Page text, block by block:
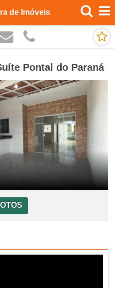
de Imóveis
Pontal do Paraná